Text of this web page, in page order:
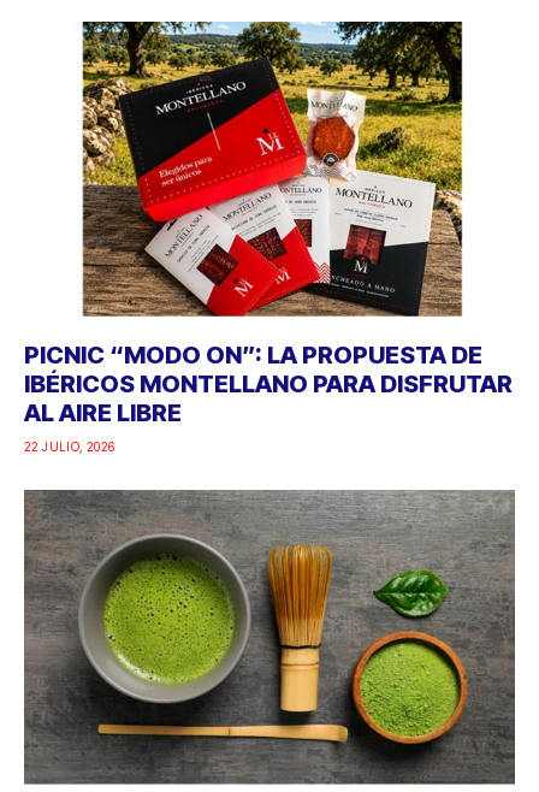
PICNIC “MODO ON”: LA PROPUESTA DE
IBÉRICOS MONTELLANO PARA DISFRUTAR
AL AIRE LIBRE
22 JULIO, 2026